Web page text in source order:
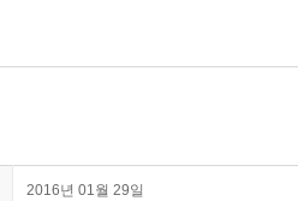
2016년 01월 29일